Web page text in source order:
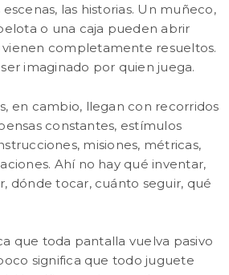
escenas, las historias. Un muñeco,
o una caja pueden abrir
completamente resueltos.
imaginado por quien juega.
en cambio, llegan con recorridos
constantes, estímulos
misiones, métricas,
Ahí no hay qué inventar,
dónde tocar, cuánto seguir, qué
que toda pantalla vuelva pasivo
significa que todo juguete